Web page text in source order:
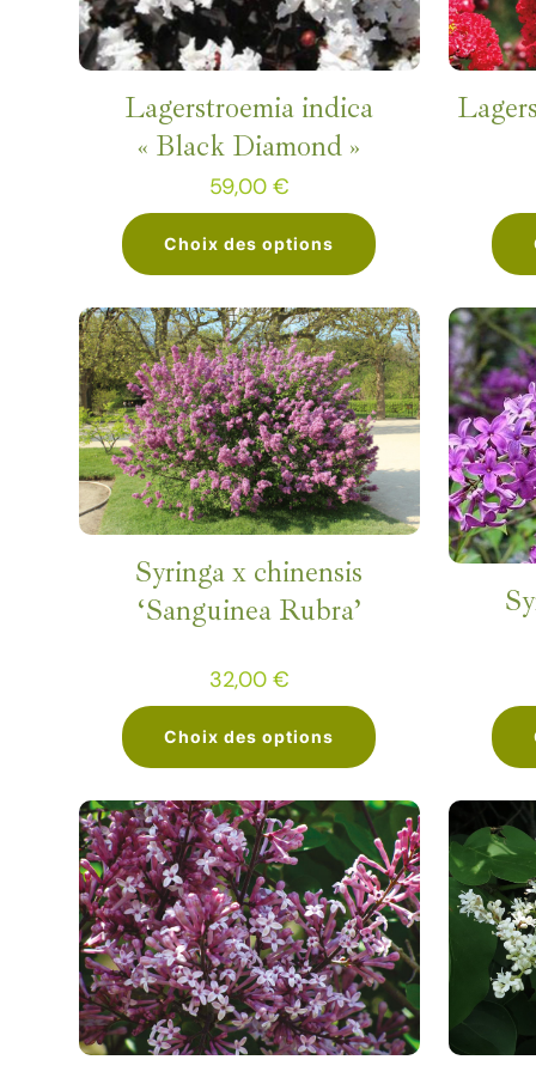
options
peuvent
être
choisies
la
page
du
produit
Lagerstroemia indica
« Black Diamond »
59,00 €
Choix des options
produit
a
plusieurs
variations.
Les
options
être
choisies
la
page
du
produit
Syringa x chinensis
‘Sanguinea Rubra’
32,00 €
Choix des options
produit
a
plusieurs
variations.
Les
options
peuvent